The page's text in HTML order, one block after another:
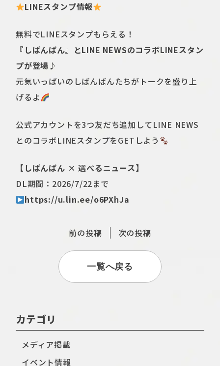
LINEスタンプ情報
無料でLINEスタンプもらえる！
『しばんばん』とLINE NEWSのコラボLINEスタン
プが登場♪
元気いっぱいのしばんばんたちがトークを盛り上
げるよ
公式アカウントを3つ友だち追加してLINE NEWS
とのコラボLINEスタンプをGETしよう
【しばんばん × 選べるニュース】
DL期間：2026/7/22まで
https://u.lin.ee/o6PXhJa
前の投稿 次の投稿
一覧へ戻る
カテゴリ
メディア掲載
イベント情報